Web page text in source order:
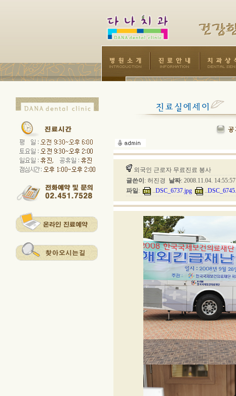
외국인 근로자 무료진료 봉사
글쓴이 : 허진경 날짜: 2008.11.04. 14:55:57
파일: ..DSC_6737.jpg ..